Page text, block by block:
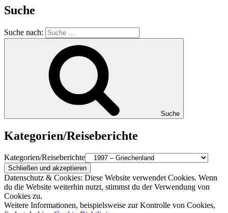
Suche
Suche nach:
Suche
Kategorien/Reiseberichte
Kategorien/Reiseberichte
Datenschutz & Cookies: Diese Website verwendet Cookies. Wenn
du die Website weiterhin nutzt, stimmst du der Verwendung von
Cookies zu.
Weitere Informationen, beispielsweise zur Kontrolle von Cookies,